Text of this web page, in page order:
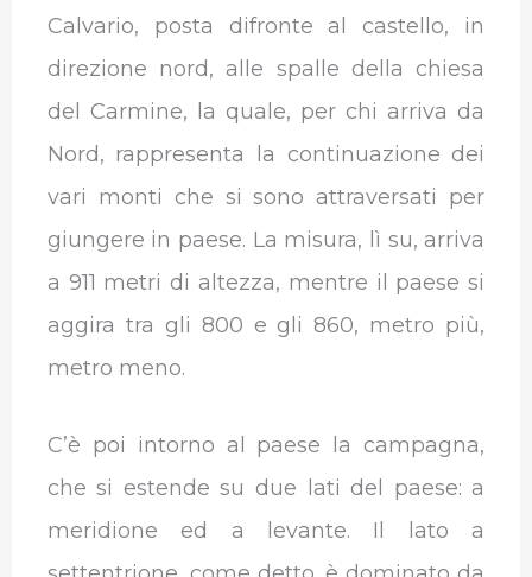
Calvario, posta difronte al castello, in
direzione nord, alle spalle della chiesa
del Carmine, la quale, per chi arriva da
Nord, rappresenta la continuazione dei
vari monti che si sono attraversati per
giungere in paese. La misura, lì su, arriva
a 911 metri di altezza, mentre il paese si
aggira tra gli 800 e gli 860, metro più,
metro meno.
C’è poi intorno al paese la campagna,
che si estende su due lati del paese: a
meridione ed a levante. Il lato a